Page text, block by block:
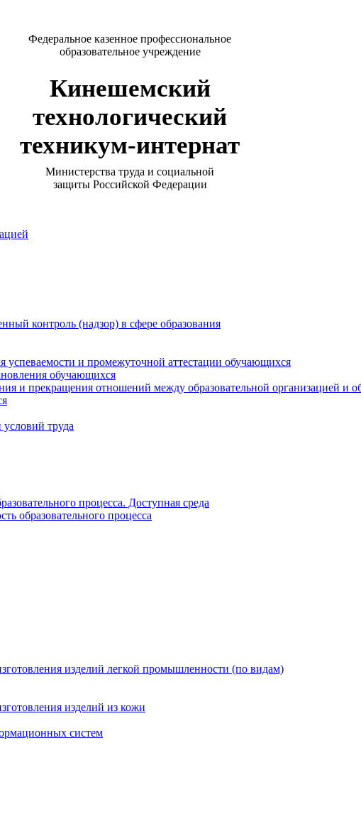
Федеральное казенное профессиональное
образовательное учреждение
Кинешемский
технологический
техникум-интернат
Министерства труда и социальной
защиты Российской Федерации
контроль (надзор) в сфере образования
и промежуточной аттестации обучающихся
обучающихся
и прекращения отношений между образовательной организацией
труда
процесса. Доступная среда
образовательного процесса
изделий легкой промышленности (по видам)
изделий из кожи
систем